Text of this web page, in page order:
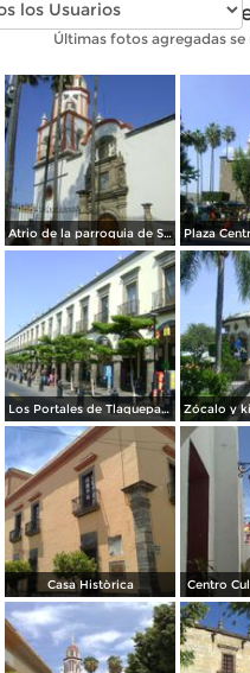
Fotos modernas
Últimas fotos agregadas se
Atrio de la parroquia de San Pedro (Siglo XVII). Noviembre/2011
Los Portales de Tlaquepaque, Jalisco. Octubre/2011
Casa Històrica Centro